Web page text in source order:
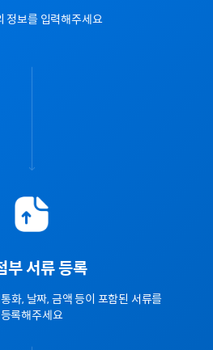
정보를 입력해주세요
부 서류 등록
화, 날짜, 금액 등이 포함된 서류를
등록해주세요